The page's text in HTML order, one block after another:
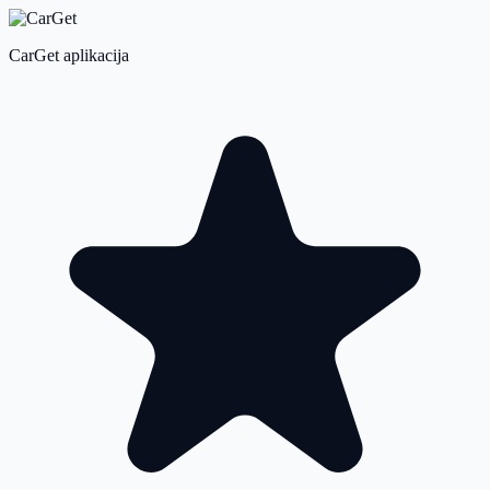
CarGet aplikacija